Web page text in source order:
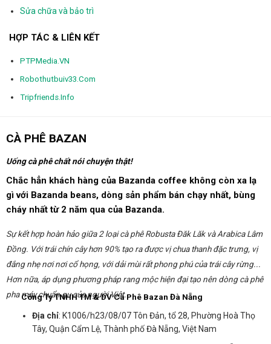
Sửa chữa và bảo trì
HỢP TÁC & LIÊN KẾT
PTPMedia.VN
Robothutbuiv33.Com
Tripfriends.Info
CÀ PHÊ BAZAN
Uống cà phê chất nói chuyện thật!
Chắc hẳn khách hàng của Bazanda coffee không còn xa lạ
gì với Bazanda beans, dòng sản phẩm bán chạy nhất, bùng
cháy nhất từ 2 năm qua của Bazanda.
Sự kết hợp hoàn hảo giữa 2 loại cà phê Robusta Đăk Lăk và Arabica Lâm
Đồng. Với trái chín cây hơn 90% tạo ra được vị chua thanh đặc trưng, vị
đắng nhẹ nơi nơi cổ họng, với dải mùi rất phong phú của trái cây rừng...
Hơn nữa, áp dụng phương pháp rang mộc hiện đại tạo nên dòng cà phê
pha máy chuẩn gu của người Việt...
Công Ty TNHH TM & DV Cà Phê Bazan Đà Nẵng
Địa chỉ: K1006/h23/08/07 Tôn Đản, tổ 28, Phường Hoà Thọ
Tây, Quận Cẩm Lệ, Thành phố Đà Nẵng, Việt Nam